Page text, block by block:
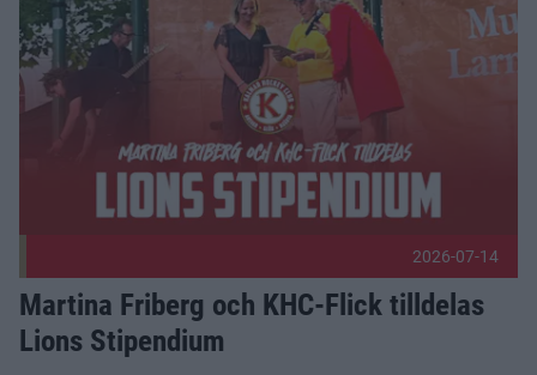
2026-07-14
Martina Friberg och KHC-Flick tilldelas
Lions Stipendium